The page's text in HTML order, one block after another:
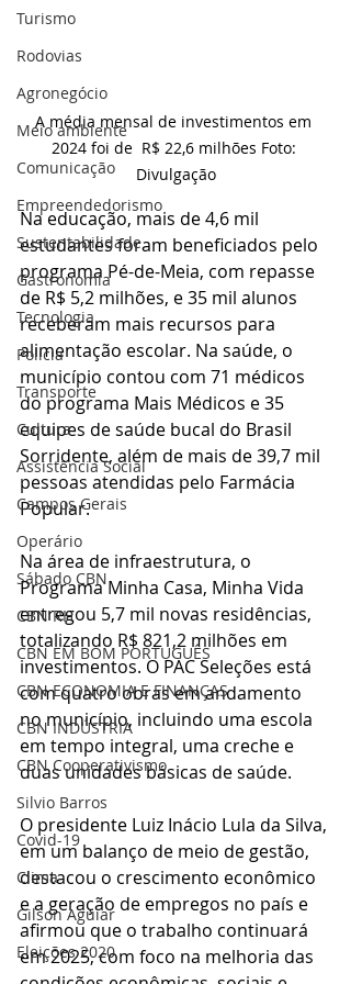
Turismo
Rodovias
Agronegócio
Meio ambiente
Comunicação
Empreendedorismo
Sustentabilidade
Gastronomia
Tecnologia
Polícia
Transporte
Cultura
Assistência Social
Campos Gerais
Operário
Sábado CBN
CBN RH
CBN EM BOM PORTUGUÊS
CBN ECONOMIA E FINANÇAS
CBN INDÚSTRIA
CBN Cooperativismo
Silvio Barros
Covid-19
Clima
Gilson Aguiar
Eleições 2020
A média mensal de investimentos em
2024 foi de  R$ 22,6 milhões Foto:
Divulgação
Na educação, mais de 4,6 mil
estudantes foram beneficiados pelo
programa Pé-de-Meia, com repasse
de R$ 5,2 milhões, e 35 mil alunos
receberam mais recursos para
alimentação escolar. Na saúde, o
município contou com 71 médicos
do programa Mais Médicos e 35
equipes de saúde bucal do Brasil
Sorridente, além de mais de 39,7 mil
pessoas atendidas pelo Farmácia
Popular.
Na área de infraestrutura, o
Programa Minha Casa, Minha Vida
entregou 5,7 mil novas residências,
totalizando R$ 821,2 milhões em
investimentos. O PAC Seleções está
com quatro obras em andamento
no município, incluindo uma escola
em tempo integral, uma creche e
duas unidades básicas de saúde.
O presidente Luiz Inácio Lula da Silva,
em um balanço de meio de gestão,
destacou o crescimento econômico
e a geração de empregos no país e
afirmou que o trabalho continuará
em 2025, com foco na melhoria das